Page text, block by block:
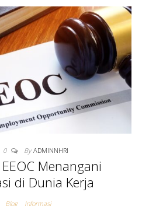
0 By ADMINNHRI
Menangani
di Dunia Kerja
Blog Informasi